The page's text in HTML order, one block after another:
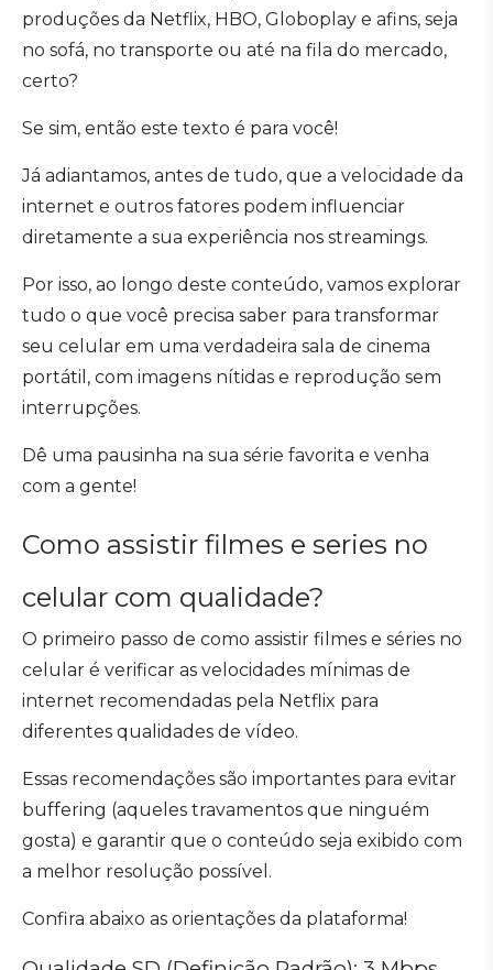
produções da Netflix, HBO, Globoplay e afins, seja
no sofá, no transporte ou até na fila do mercado,
certo?
Se sim, então este texto é para você!
Já adiantamos, antes de tudo, que a velocidade da
internet e outros fatores podem influenciar
diretamente a sua experiência nos streamings.
Por isso, ao longo deste conteúdo, vamos explorar
tudo o que você precisa saber para transformar
seu celular em uma verdadeira sala de cinema
portátil, com imagens nítidas e reprodução sem
interrupções.
Dê uma pausinha na sua série favorita e venha
com a gente!
Como assistir filmes e series no
celular com qualidade?
O primeiro passo de como assistir filmes e séries no
celular é verificar as velocidades mínimas de
internet recomendadas pela Netflix para
diferentes qualidades de vídeo.
Essas recomendações são importantes para evitar
buffering (aqueles travamentos que ninguém
gosta) e garantir que o conteúdo seja exibido com
a melhor resolução possível.
Confira abaixo as orientações da plataforma!